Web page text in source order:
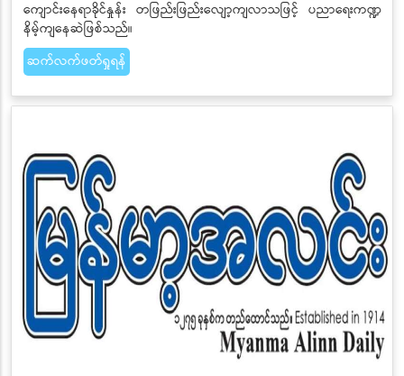
ကျောင်းနေရာခိုင်နှုန်း တဖြည်းဖြည်းလျော့ကျလာသဖြင့် ပညာရေးကဏ္ဍ
နိမ့်ကျနေဆဲဖြစ်သည်။
ဆက်လက်ဖတ်ရှုရန်